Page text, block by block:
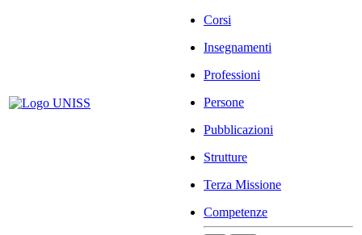
Corsi
Insegnamenti
Professioni
Persone
Pubblicazioni
Strutture
Terza Missione
Competenze